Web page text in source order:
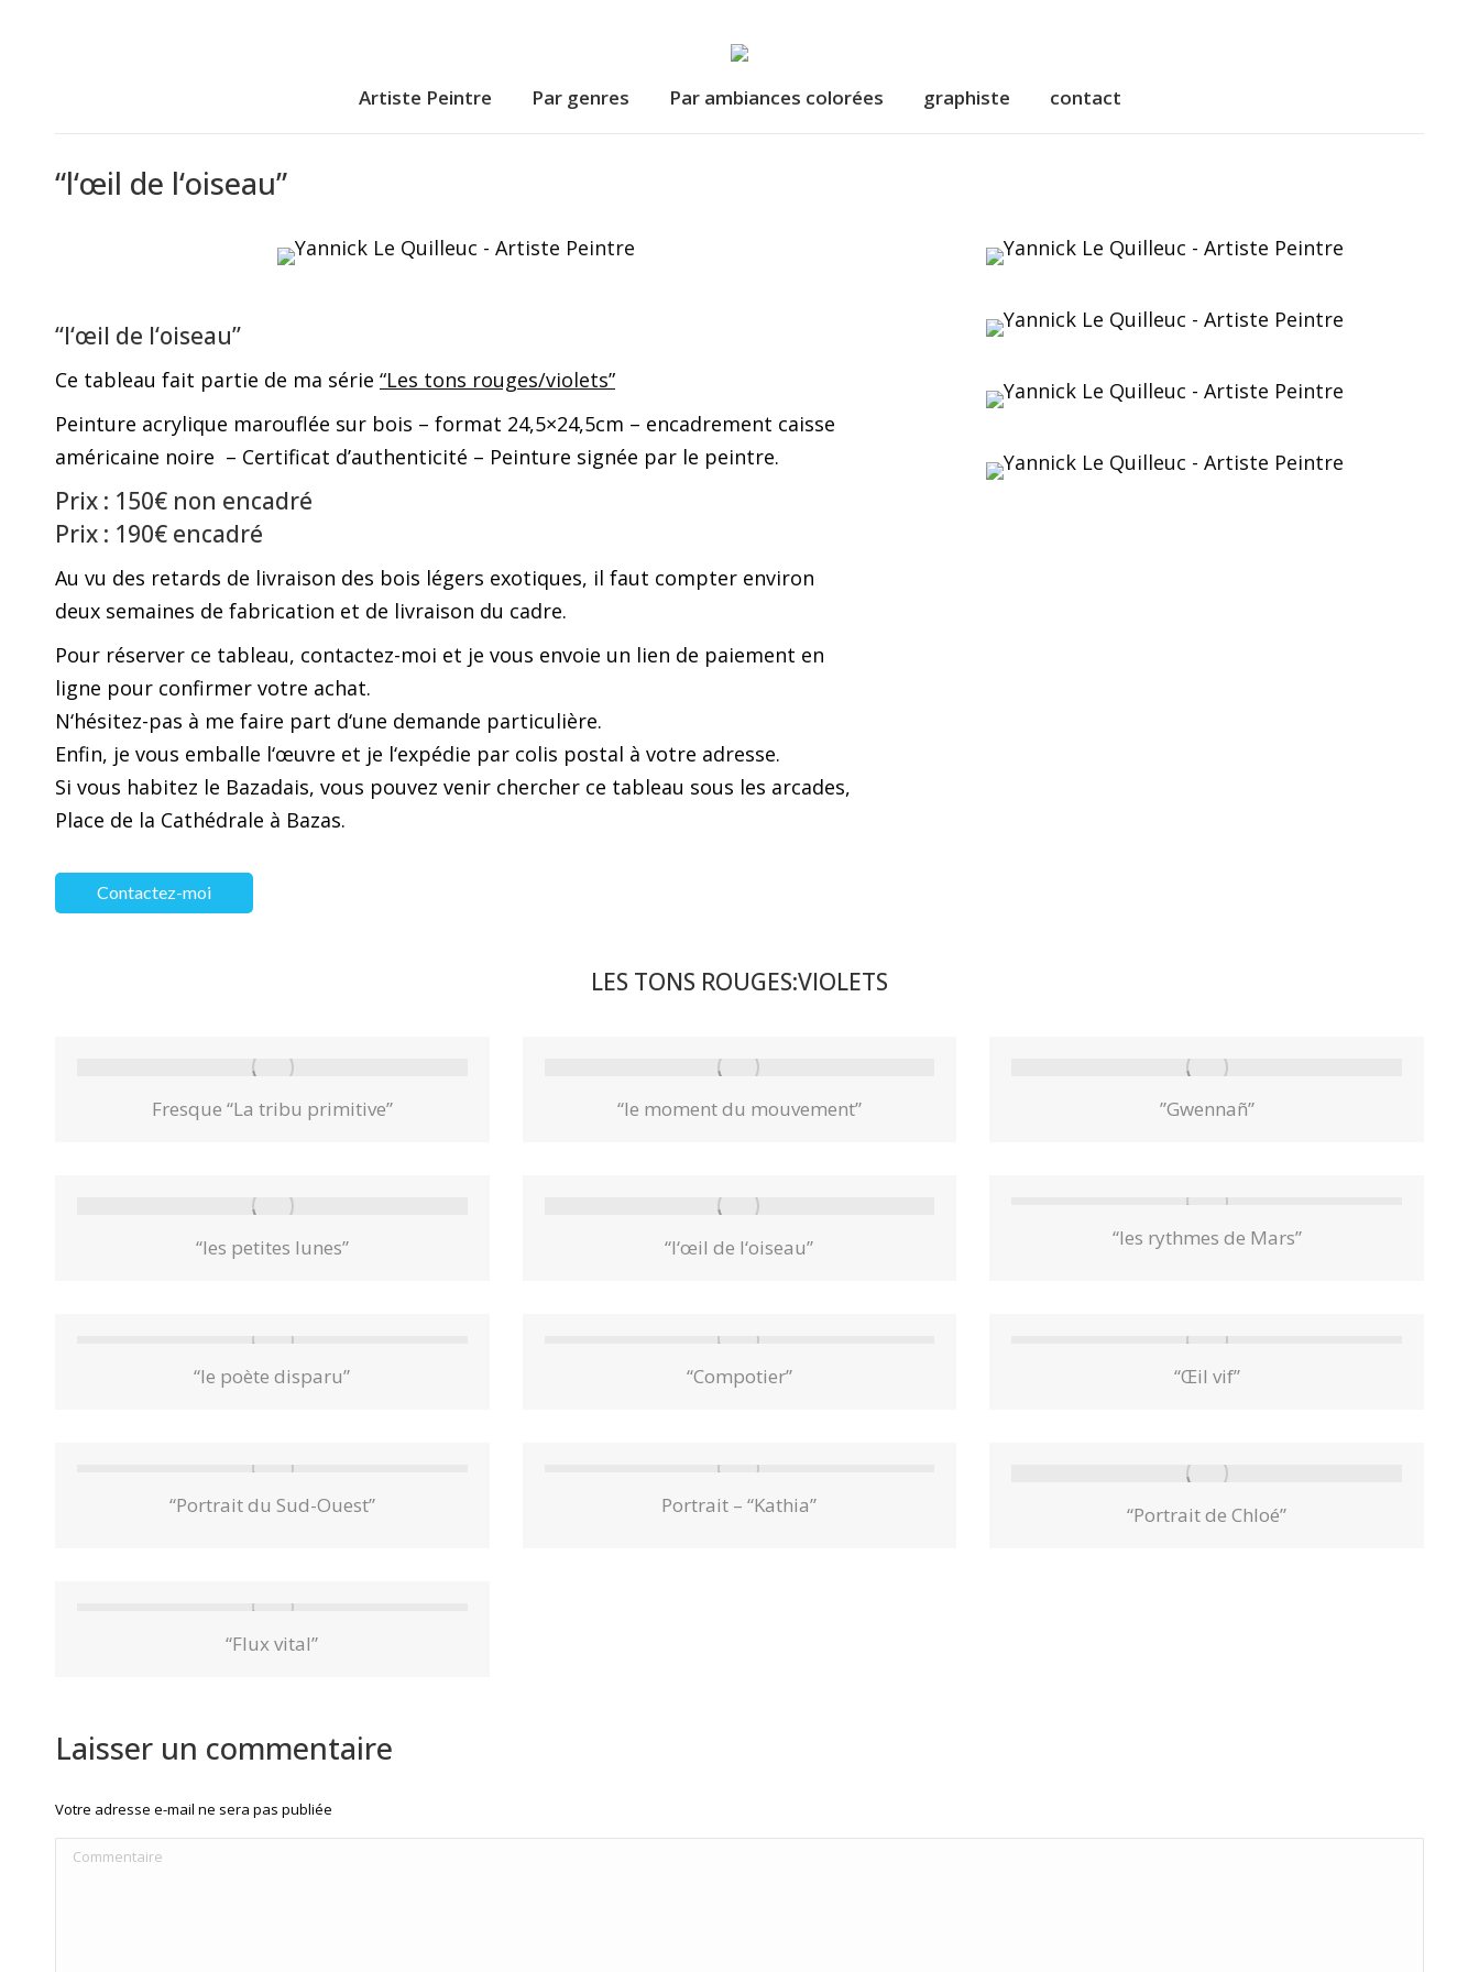
Artiste Peintre Par genres Par ambiances colorées graphiste contact
“l‘œil de l‘oiseau”
“l‘œil de l‘oiseau”
Ce tableau fait partie de ma série “Les tons rouges/violets”
Peinture acrylique marouflée sur bois – format 24,5×24,5cm – encadrement caisse
américaine noire – Certificat d’authenticité – Peinture signée par le peintre.
Prix : 150€ non encadré
Prix : 190€ encadré
Au vu des retards de livraison des bois légers exotiques, il faut compter environ
deux semaines de fabrication et de livraison du cadre.
Pour réserver ce tableau, contactez-moi et je vous envoie un lien de paiement en
ligne pour confirmer votre achat.
N‘hésitez-pas à me faire part d‘une demande particulière.
Enfin, je vous emballe l‘œuvre et je l‘expédie par colis postal à votre adresse.
Si vous habitez le Bazadais, vous pouvez venir chercher ce tableau sous les arcades,
Place de la Cathédrale à Bazas.
Contactez-moi
LES TONS ROUGES:VIOLETS
Fresque “La tribu primitive” “le moment du mouvement” ”Gwennañ”
“les petites lunes” “l‘œil de l‘oiseau” “les rythmes de Mars”
“le poète disparu” “Compotier” “Œil vif”
“Portrait du Sud-Ouest” Portrait – “Kathia” “Portrait de Chloé”
“Flux vital”
Laisser un commentaire
Votre adresse e-mail ne sera pas publiée
Commentaire